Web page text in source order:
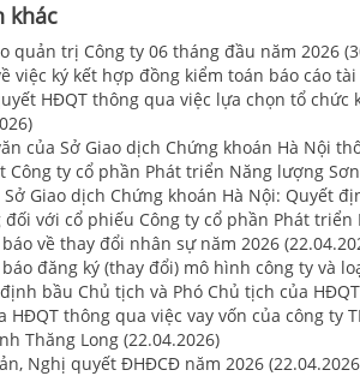
khác
quản trị Công ty 06 tháng đầu năm 2026
việc ký kết hợp đồng kiểm toán báo cáo
HĐQT thông qua việc lựa chọn tổ
của Sở Giao dịch Chứng khoán Hà Nội
Công ty cổ phần Phát triển Năng lượng Sơn
Sở Giao dịch Chứng khoán Hà Nội: Quyết
đối với cổ phiếu Công ty cổ phần Phát triển
về thay đổi nhân sự năm 2026
đăng ký (thay đổi) mô hình công ty và
bầu Chủ tịch và Phó Chủ tịch của
HĐQT thông qua việc vay vốn của công ty
Thăng Long (22.04.2026)
Nghị quyết ĐHĐCĐ năm 2026